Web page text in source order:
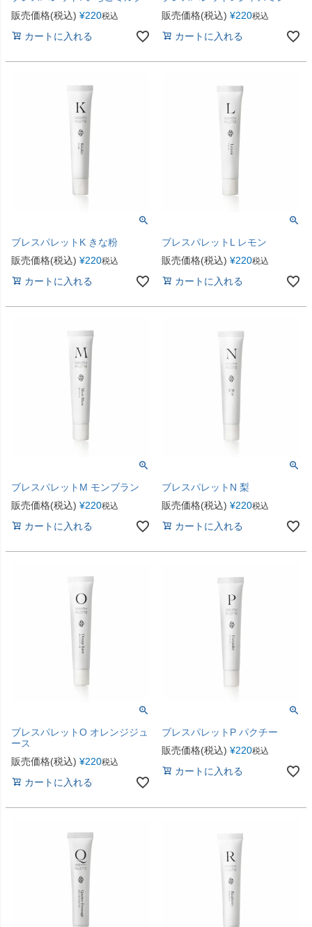
販売価格(税込) ¥220税込
カートに入れる
販売価格(税込) ¥220税込
カートに入れる
ブレスパレットK きな粉
販売価格(税込) ¥220税込
カートに入れる
ブレスパレットL レモン
販売価格(税込) ¥220税込
カートに入れる
ブレスパレットM モンブラン
販売価格(税込) ¥220税込
カートに入れる
ブレスパレットN 梨
販売価格(税込) ¥220税込
カートに入れる
ブレスパレットO オレンジジュ
ース
販売価格(税込) ¥220税込
カートに入れる
ブレスパレットP パクチー
販売価格(税込) ¥220税込
カートに入れる